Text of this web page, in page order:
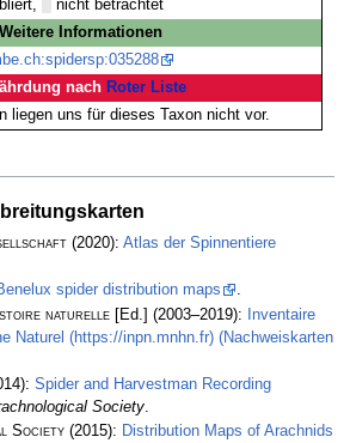
nicht betrachtet
Weitere Informationen
nach Roter Liste
liegen uns für dieses Taxon nicht vor.
(2020): Atlas der Spinnentiere
spider distribution maps
.
naturelle [Ed.] (2003–2019):
Inventaire
Naturel (https://inpn.mnhn.fr) (Nachweiskarten
Spider and Harvestman Recording
Society.
Society (2015): Distribution Maps of Arachnids